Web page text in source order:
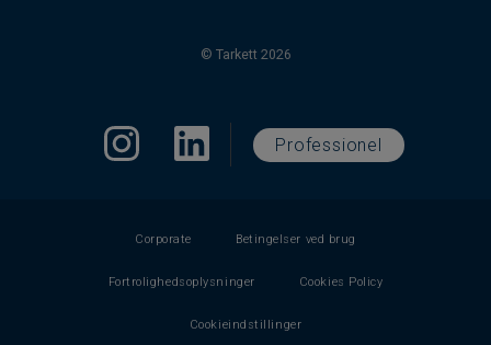
© Tarkett 2026
Professionel
Corporate Betingelser ved brug
Fortrolighedsoplysninger Cookies Policy
Cookieindstillinger